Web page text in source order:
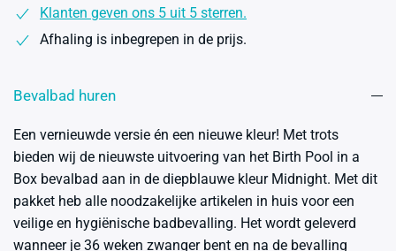
aantalKlanten geven ons 5 uit 5 sterren.
Afhaling is inbegrepen in de prijs.
Bevalbad huren
Een vernieuwde versie én een nieuwe kleur! Met trots
bieden wij de nieuwste uitvoering van het Birth Pool in a
Box bevalbad aan in de diepblauwe kleur Midnight. Met dit
pakket heb alle noodzakelijke artikelen in huis voor een
veilige en hygiënische badbevalling. Het wordt geleverd
wanneer je 36 weken zwanger bent en na de bevalling